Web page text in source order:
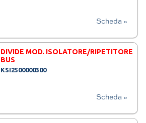
Scheda »
DIVIDE MOD. ISOLATORE/RIPETITORE
BUS
KSI2500000300
Scheda »